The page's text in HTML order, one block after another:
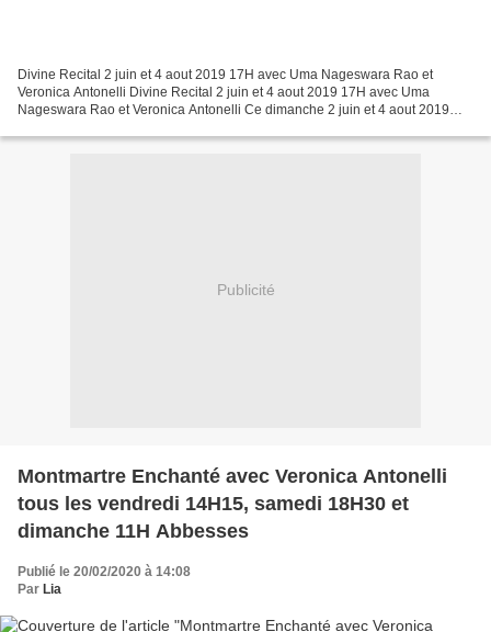
Divine Recital 2 juin et 4 aout 2019 17H avec Uma Nageswara Rao et
Veronica Antonelli Divine Recital 2 juin et 4 aout 2019 17H avec Uma
Nageswara Rao et Veronica Antonelli Ce dimanche 2 juin et 4 aout 2019
Publicité
Montmartre Enchanté avec Veronica Antonelli
tous les vendredi 14H15, samedi 18H30 et
dimanche 11H Abbesses
Publié le 20/02/2020 à 14:08
Par Lia